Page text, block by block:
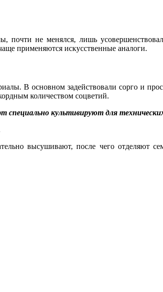
не менялся, лишь
применяются искусственные аналоги.
В основном задействовали сорго и
количеством соцветий.
культивируют для
высушивают, после чего отделяют